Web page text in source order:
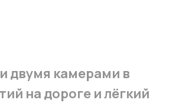
двумя камерами в
на дороге и лёгкий